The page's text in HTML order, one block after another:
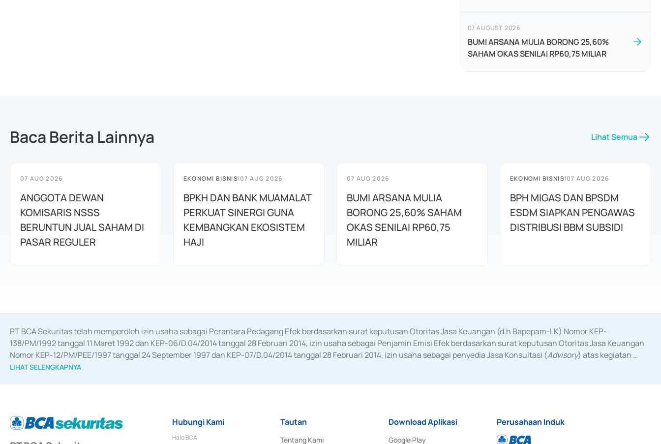
07 AUGUST 2026
BUMI ARSANA MULIA BORONG 25,60%
SAHAM OKAS SENILAI RP60,75 MILIAR
Baca Berita Lainnya Lihat Semua
07 AUG 2026
ANGGOTA DEWAN
KOMISARIS NSSS
BERUNTUN JUAL SAHAM DI
PASAR REGULER
EKONOMI BISNIS|07 AUG 2026
BPKH DAN BANK MUAMALAT
PERKUAT SINERGI GUNA
KEMBANGKAN EKOSISTEM
HAJI
07 AUG 2026
BUMI ARSANA MULIA
BORONG 25,60% SAHAM
OKAS SENILAI RP60,75
MILIAR
EKONOMI BISNIS|07 AUG 2026
BPH MIGAS DAN BPSDM
ESDM SIAPKAN PENGAWAS
DISTRIBUSI BBM SUBSIDI
PT BCA Sekuritas telah memperoleh izin usaha sebagai Perantara Pedagang Efek berdasarkan surat keputusan Otoritas Jasa Keuangan (d.h Bapepam-LK) Nomor KEP-
138/PM/1992 tanggal 11 Maret 1992 dan KEP-06/D.04/2014 tanggal 28 Februari 2014, izin usaha sebagai Penjamin Emisi Efek berdasarkan surat keputusan Otoritas Jasa Keuangan
Nomor KEP-12/PM/PEE/1997 tanggal 24 September 1997 dan KEP-07/D.04/2014 tanggal 28 Februari 2014, izin usaha sebagai penyedia Jasa Konsultasi (Advisory) atas kegiatan
merger, akuisisi, divestasi, dan
LIHAT SELENGKAPNYA
Hubungi Kami
Halo BCA
Tautan
Tentang Kami
Download Aplikasi
Google Play
Perusahaan Induk